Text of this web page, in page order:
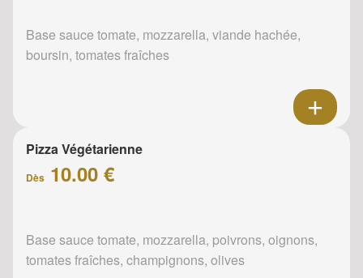
Base sauce tomate, mozzarella, viande hachée,
boursin, tomates fraîches
Pizza Végétarienne
Dès 10.00 €
Base sauce tomate, mozzarella, poivrons, oignons,
tomates fraîches, champignons, olives